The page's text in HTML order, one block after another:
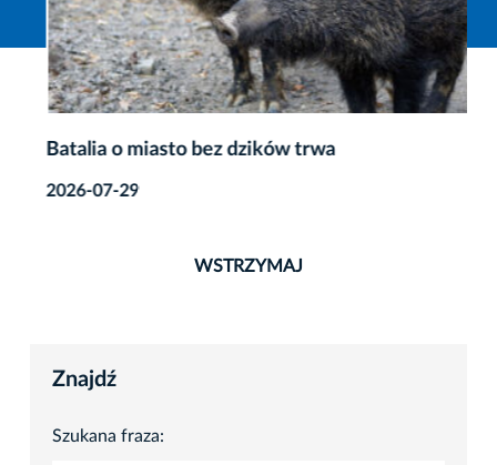
Batalia o miasto bez dzików trwa
2026-07-29
WSTRZYMAJ
Znajdź
Szukana fraza: